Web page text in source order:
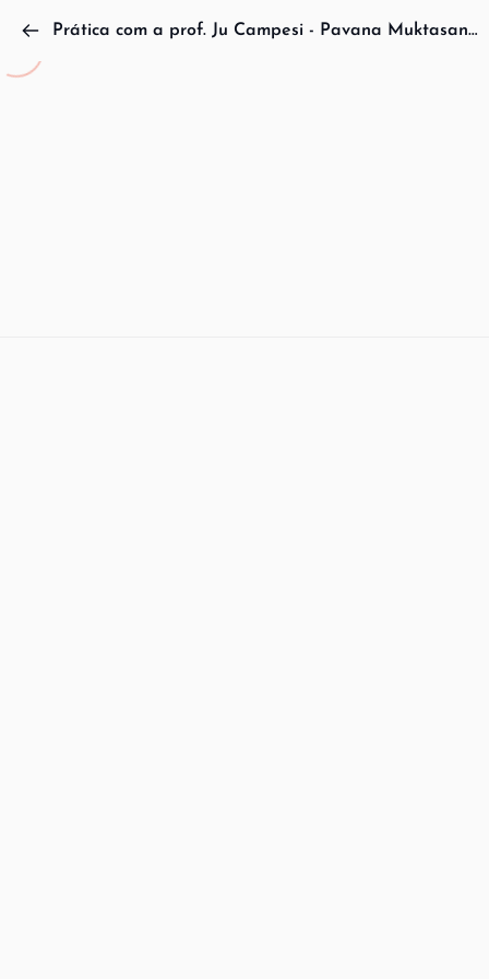
Prática com a prof. Ju Campesi - Pavana Muktasana completo